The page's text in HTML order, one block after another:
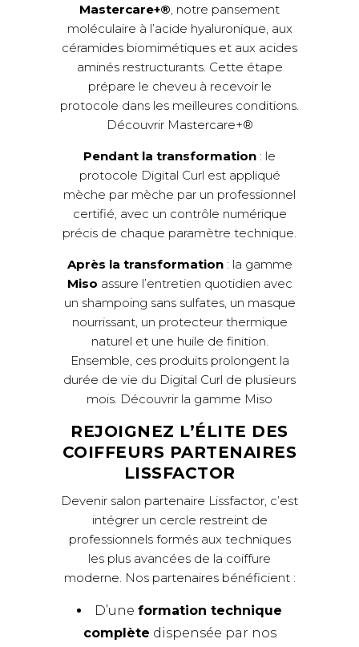
Mastercare+® , notre pansement
moléculaire à l’acide hyaluronique, aux
céramides biomimétiques et aux acides
aminés restructurants. Cette étape
prépare le cheveu à recevoir le
protocole dans les meilleures conditions.
Découvrir Mastercare+®
Pendant la transformation : le
protocole Digital Curl est appliqué
mèche par mèche par un professionnel
certifié, avec un contrôle numérique
précis de chaque paramètre technique.
Après la transformation: la gamme
Miso assure l’entretien quotidien avec
un shampoing sans sulfates, un masque
nourrissant, un protecteur thermique
naturel et une huile de finition.
Ensemble, ces produits prolongent la
durée de vie du Digital Curl de plusieurs
mois. Découvrir la gamme Miso
REJOIGNEZ L’ÉLITE DES
COIFFEURS PARTENAIRES
LISSFACTOR
Devenir salon partenaire Lissfactor, c’est
intégrer un cercle restreint de
professionnels formés aux techniques
les plus avancées de la coiffure
moderne. Nos partenaires bénéficient :
D’une formation technique
complète dispensée par nos